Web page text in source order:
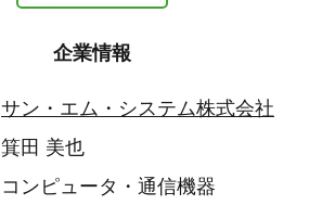
企業情報
サン・エム・システム株式会社
箕田 美也
コンピュータ・通信機器